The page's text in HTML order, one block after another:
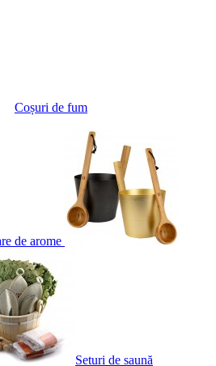
Coșuri de fum
de arome
Seturi de saună